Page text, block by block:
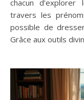
chacun
travers les
possible de
Grâce aux outils